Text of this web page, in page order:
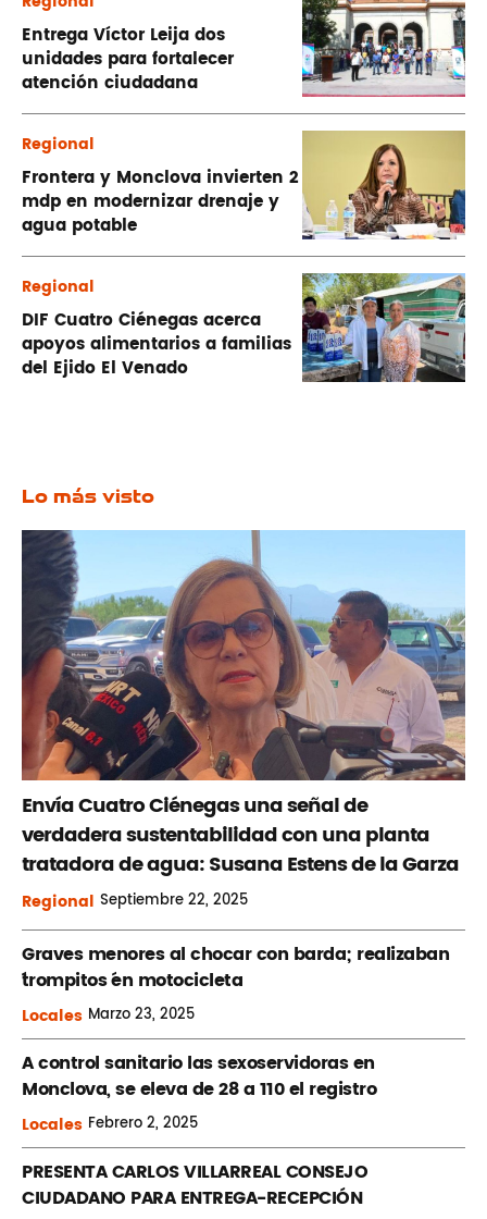
Entrega Víctor Leija dos
unidades para fortalecer
atención ciudadana
Regional
Frontera y Monclova invierten 2
mdp en modernizar drenaje y
agua potable
Regional
DIF Cuatro Ciénegas acerca
apoyos alimentarios a familias
del Ejido El Venado
Lo más visto
Envía Cuatro Ciénegas una señal de
verdadera sustentabilidad con una planta
tratadora de agua: Susana Estens de la Garza
Regional Septiembre22, 2025
Graves menores al chocar con barda; realizaban
´trompitos ´en motocicleta
Locales Marzo23, 2025
A control sanitario las sexoservidoras en
Monclova, se eleva de 28 a 110 el registro
Locales Febrero2, 2025
PRESENTA CARLOS VILLARREAL CONSEJO
CIUDADANO PARA ENTREGA-RECEPCIÓN